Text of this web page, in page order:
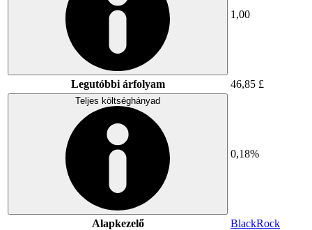
1,00
Legutóbbi árfolyam 46,85 £
Teljes költséghányad
0,18%
Alapkezelő
BlackRock